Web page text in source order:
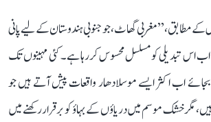
مطابق، ’’مغربی گھاٹ، جو جنوبی ہندوستان کے لیے پانی
اب اس تبدیلی کو مسلسل محسوس کر رہا ہے۔ کئی مہینوں تک
اب اکثر ایسے موسلادھار واقعات پیش آتے ہیں جو
مگر خشک موسم میں دریاؤں کے بہاؤ کو برقرار رکھنے میں